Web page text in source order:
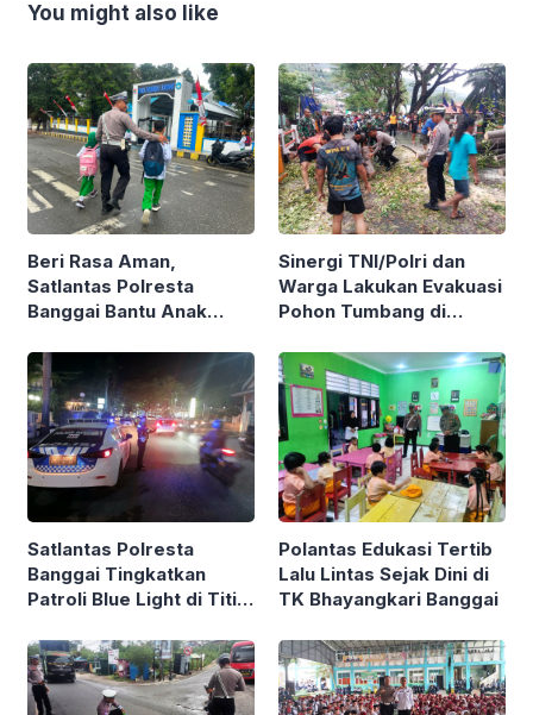
You might also like
Beri Rasa Aman,
Satlantas Polresta
Banggai Bantu Anak
Sinergi TNI/Polri dan
Warga Lakukan Evakuasi
Pohon Tumbang di
Kembali
Satlantas Polresta
Banggai Tingkatkan
Patroli Blue Light di Titik
Polantas Edukasi Tertib
Lalu Lintas Sejak Dini di
TK Bhayangkari Banggai